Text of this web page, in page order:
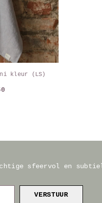
kleur (LS)
sfeervol en
VERSTUUR